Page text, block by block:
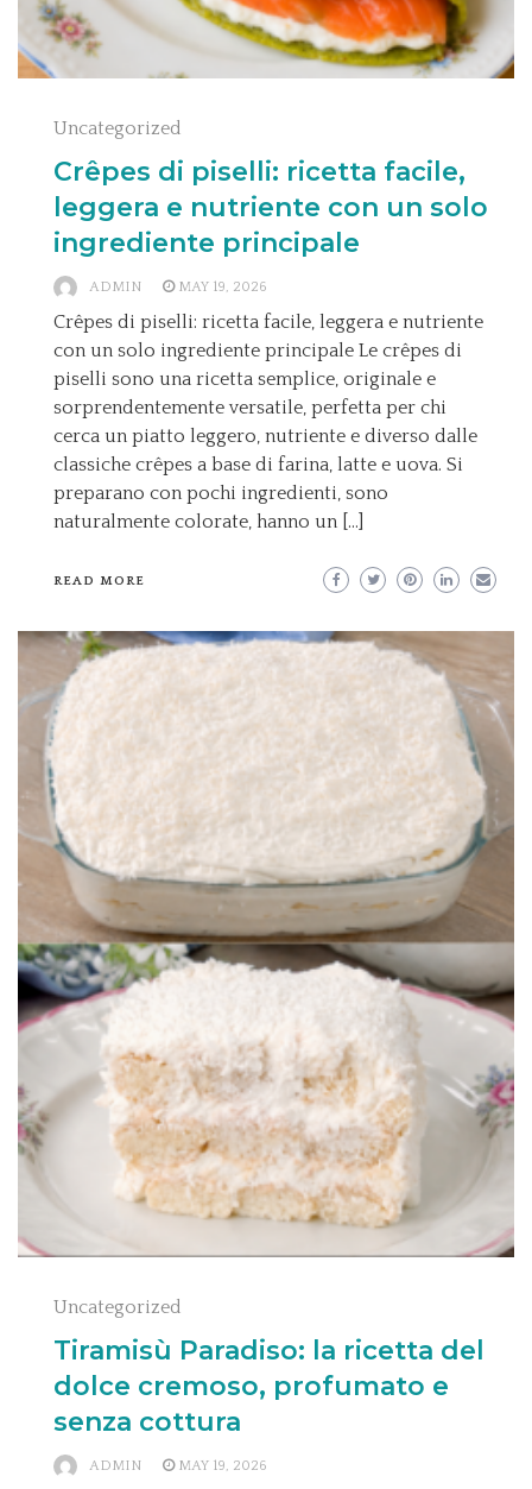
Uncategorized
Crêpes di piselli: ricetta facile,
leggera e nutriente con un solo
ingrediente principale
ADMIN MAY 19, 2026
Crêpes di piselli: ricetta facile, leggera e nutriente
con un solo ingrediente principale Le crêpes di
piselli sono una ricetta semplice, originale e
sorprendentemente versatile, perfetta per chi
cerca un piatto leggero, nutriente e diverso dalle
classiche crêpes a base di farina, latte e uova. Si
preparano con pochi ingredienti, sono
naturalmente colorate, hanno un […]
READ MORE
Uncategorized
Tiramisù Paradiso: la ricetta del
dolce cremoso, profumato e
senza cottura
ADMIN MAY 19, 2026